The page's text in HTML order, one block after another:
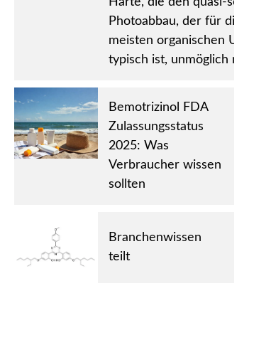
Photoabbau, der für die
meisten organischen UV-
typisch ist, unmöglich macht.
Bemotrizinol FDA
Zulassungsstatus
2025: Was
Verbraucher wissen
sollten
Branchenwissen
teilt